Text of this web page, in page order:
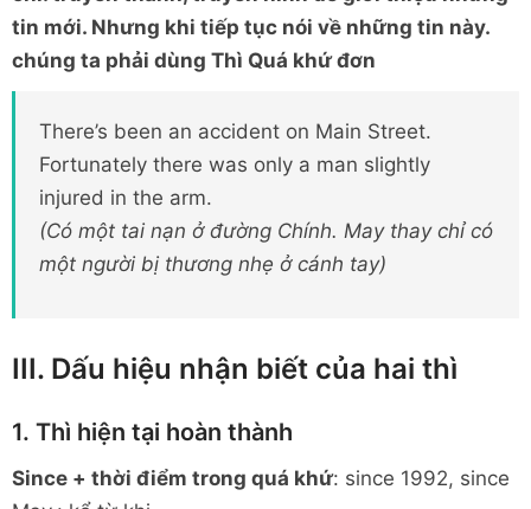
tin mới. Nhưng khi tiếp tục nói về những tin này.
chúng ta phải dùng Thì Quá khứ đơn
There’s been an accident on Main Street.
Fortunately there was only a man slightly
injured in the arm.
(Có một tai nạn ở đường Chính. May thay chỉ có
một người bị thương nhẹ ở cánh tay)
III. Dấu hiệu nhận biết của hai thì
1. Thì hiện tại hoàn thành
Since + thời điểm trong quá khứ: since 1992, since